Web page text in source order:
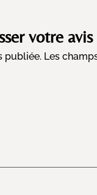
votre
publiée. Les